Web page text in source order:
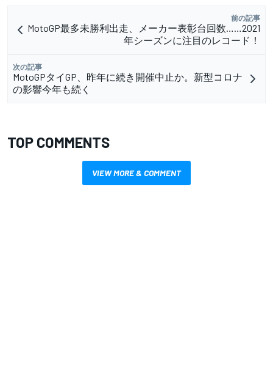
前の記事
MotoGP最多未勝利出走、メーカー表彰台回数……2021
年シーズンに注目のレコード！
次の記事
MotoGPタイGP、昨年に続き開催中止か。新型コロナ
の影響今年も続く
TOP COMMENTS
VIEW MORE & COMMENT